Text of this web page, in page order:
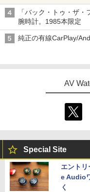
「バック・トゥ・ザ
腕時計。1985本限定
純正の有線CarPlay/
AV
Special Site
エント
e Audio
く